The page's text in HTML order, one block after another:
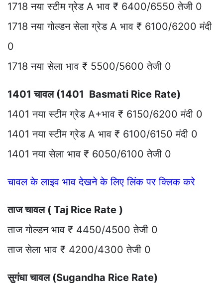
1718 नया स्टीम ग्रेड A भाव ₹ 6400/6550 तेजी 0
1718 नया गोल्डन सेला ग्रेड A भाव ₹ 6100/6200 मंदी
0
1718 नया सेला भाव ₹ 5500/5600 तेजी 0
1401 चावल (1401 Basmati Rice Rate)
1401 नया स्टीम ग्रेड A+भाव ₹ 6150/6200 मंदी 0
1401 नया स्टीम ग्रेड A भाव ₹ 6100/6150 मंदी 0
1401 नया सेला भाव ₹ 6050/6100 तेजी 0
चावल के लाइव भाव देखने के लिए लिंक पर क्लिक करे
ताज चावल ( Taj Rice Rate )
ताज गोल्डन भाव ₹ 4450/4500 तेजी 0
ताज सेला भाव ₹ 4200/4300 तेजी 0
सुगंधा चावल (Sugandha Rice Rate)